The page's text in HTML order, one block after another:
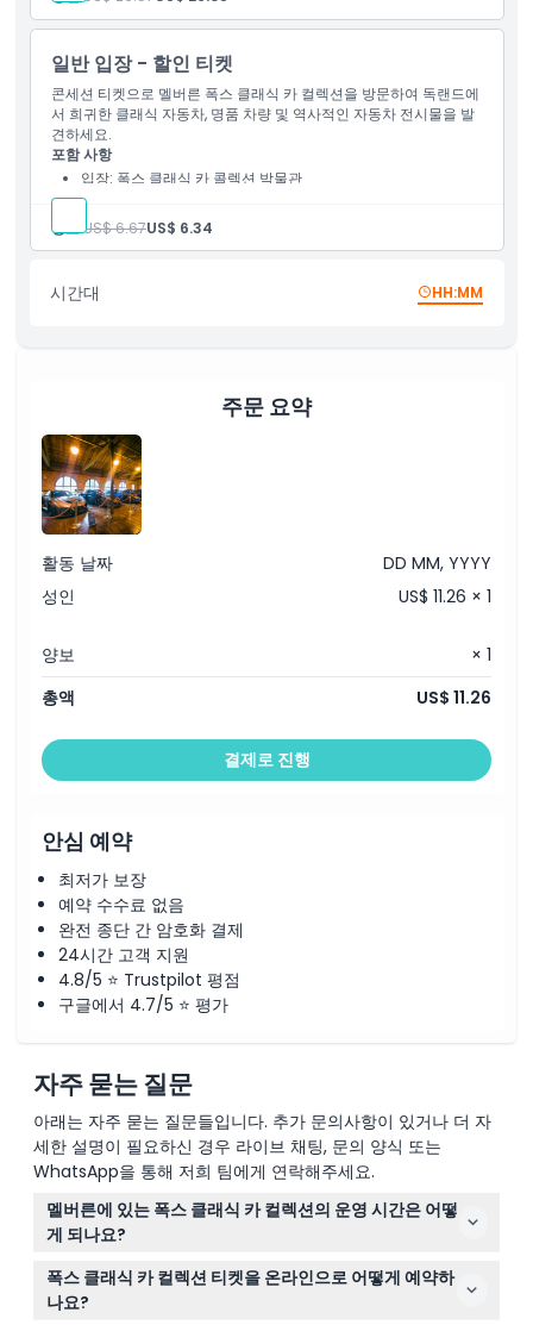
일반 입장 - 할인 티켓
콘세션 티켓으로 멜버른 폭스 클래식 카 컬렉션을 방문하여 독랜드에
서 희귀한 클래식 자동차, 명품 차량 및 역사적인 자동차 전시물을 발
견하세요.
포함 사항
입장: 폭스 클래식 카 콜렉션 박물관
명소 내부 가이드 투어
양보:US$ 6.67US$ 6.34
시간대 HH:MM
주문 요약
활동 날짜
DD MM, YYYY
성인
US$ 11.26 × 1
양보
× 1
총액
US$ 11.26
결제로 진행
안심 예약
최저가 보장
예약 수수료 없음
완전 종단 간 암호화 결제
24시간 고객 지원
4.8/5 ⭐ Trustpilot 평점
구글에서 4.7/5 ⭐ 평가
자주 묻는 질문
아래는 자주 묻는 질문들입니다. 추가 문의사항이 있거나 더 자
세한 설명이 필요하신 경우 라이브 채팅, 문의 양식 또는
WhatsApp을 통해 저희 팀에게 연락해주세요.
멜버른에 있는 폭스 클래식 카 컬렉션의 운영 시간은 어떻
게 되나요?
컬렉션은 목요일, 금요일, 토요일 오전 10시부터 오후 2시까
지 운영됩니다. (변경될 수 있으니 예약 시 꼭 확인하세요)
폭스 클래식 카 컬렉션 티켓을 온라인으로 어떻게 예약하
나요?